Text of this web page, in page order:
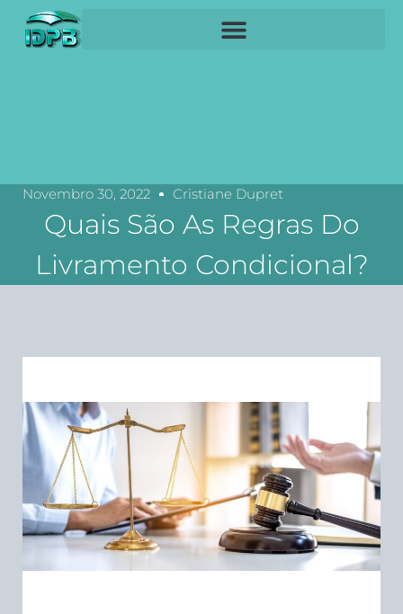
Novembro 30, 2022 Cristiane Dupret
Quais São As Regras Do
Livramento Condicional?